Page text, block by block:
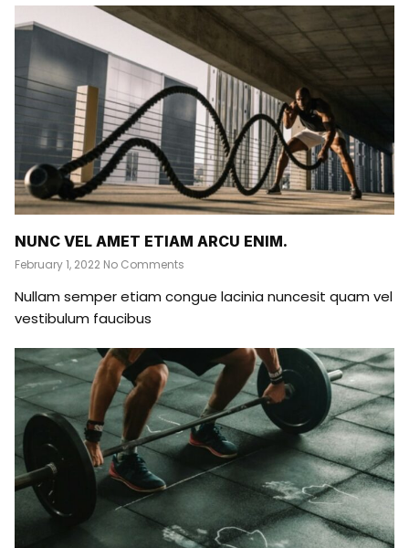
NUNC VEL AMET ETIAM ARCU ENIM.
February 1, 2022 No Comments
Nullam semper etiam congue lacinia nuncesit quam vel
vestibulum faucibus